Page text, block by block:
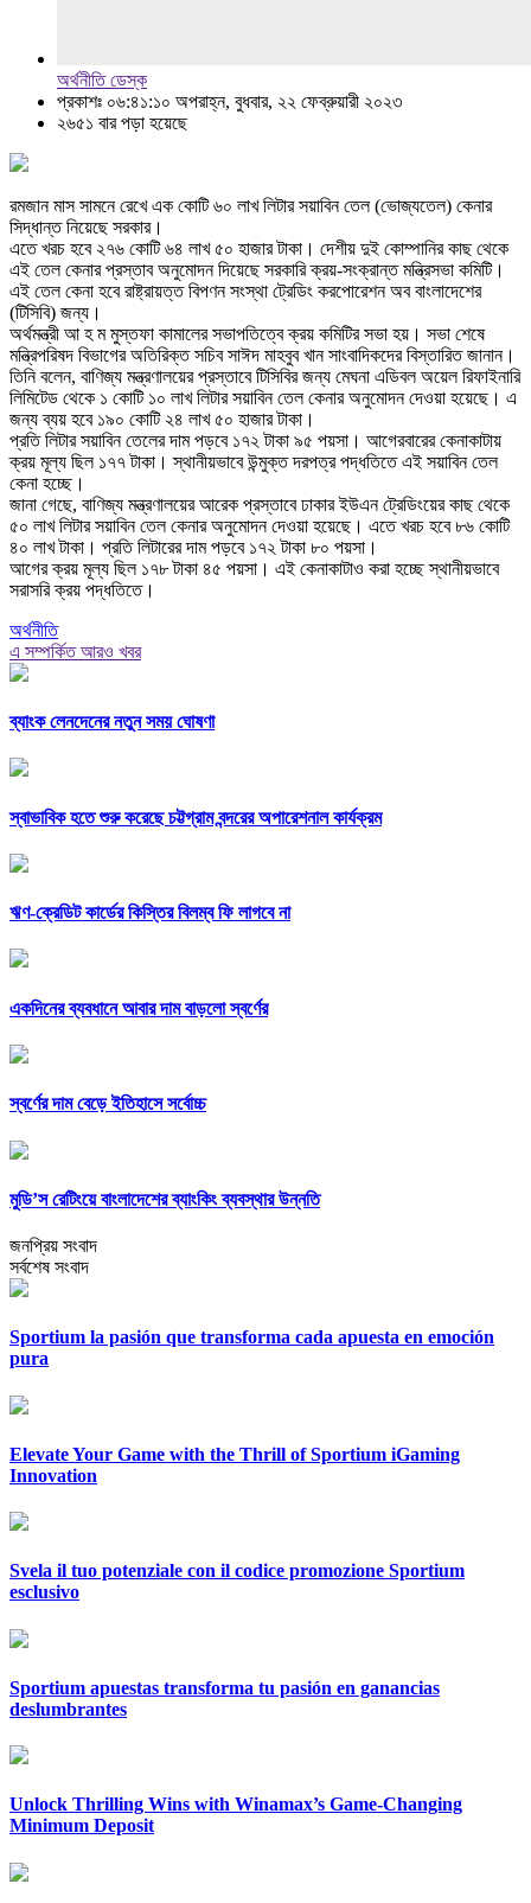
অর্থনীতি ডেস্ক
প্রকাশঃ ০৬:৪১:১০ অপরাহ্ন, বুধবার, ২২ ফেব্রুয়ারী ২০২৩
২৬৫১ বার পড়া হয়েছে
রমজান মাস সামনে রেখে এক কোটি ৬০ লাখ লিটার সয়াবিন তেল (ভোজ্যতেল) কেনার
সিদ্ধান্ত নিয়েছে সরকার।
এতে খরচ হবে ২৭৬ কোটি ৬৪ লাখ ৫০ হাজার টাকা। দেশীয় দুই কোম্পানির কাছ থেকে
এই তেল কেনার প্রস্তাব অনুমোদন দিয়েছে সরকারি ক্রয়-সংক্রান্ত মন্ত্রিসভা কমিটি।
এই তেল কেনা হবে রাষ্ট্রায়ত্ত বিপণন সংস্থা ট্রেডিং করপোরেশন অব বাংলাদেশের
(টিসিবি) জন্য।
অর্থমন্ত্রী আ হ ম মুস্তফা কামালের সভাপতিত্বে ক্রয় কমিটির সভা হয়। সভা শেষে
মন্ত্রিপরিষদ বিভাগের অতিরিক্ত সচিব সাঈদ মাহবুব খান সাংবাদিকদের বিস্তারিত জানান।
তিনি বলেন, বাণিজ্য মন্ত্রণালয়ের প্রস্তাবে টিসিবির জন্য মেঘনা এডিবল অয়েল রিফাইনারি
লিমিটেড থেকে ১ কোটি ১০ লাখ লিটার সয়াবিন তেল কেনার অনুমোদন দেওয়া হয়েছে। এ
জন্য ব্যয় হবে ১৯০ কোটি ২৪ লাখ ৫০ হাজার টাকা।
প্রতি লিটার সয়াবিন তেলের দাম পড়বে ১৭২ টাকা ৯৫ পয়সা। আগেরবারের কেনাকাটায়
ক্রয় মূল্য ছিল ১৭৭ টাকা। স্থানীয়ভাবে উন্মুক্ত দরপত্র পদ্ধতিতে এই সয়াবিন তেল
কেনা হচ্ছে।
জানা গেছে, বাণিজ্য মন্ত্রণালয়ের আরেক প্রস্তাবে ঢাকার ইউএন ট্রেডিংয়ের কাছ থেকে
৫০ লাখ লিটার সয়াবিন তেল কেনার অনুমোদন দেওয়া হয়েছে। এতে খরচ হবে ৮৬ কোটি
৪০ লাখ টাকা। প্রতি লিটারের দাম পড়বে ১৭২ টাকা ৮০ পয়সা।
আগের ক্রয় মূল্য ছিল ১৭৮ টাকা ৪৫ পয়সা। এই কেনাকাটাও করা হচ্ছে স্থানীয়ভাবে
সরাসরি ক্রয় পদ্ধতিতে।
অর্থনীতি
এ সম্পর্কিত আরও খবর
ব্যাংক লেনদেনের নতুন সময় ঘোষণা
স্বাভাবিক হতে শুরু করেছে চট্টগ্রাম বন্দরের অপারেশনাল কার্যক্রম
ঋণ-ক্রেডিট কার্ডের কিস্তির বিলম্ব ফি লাগবে না
একদিনের ব্যবধানে আবার দাম বাড়লো স্বর্ণের
স্বর্ণের দাম বেড়ে ইতিহাসে সর্বোচ্চ
মুডি’স রেটিংয়ে বাংলাদেশের ব্যাংকিং ব্যবস্থার উন্নতি
জনপ্রিয় সংবাদ
সর্বশেষ সংবাদ
Sportium la pasión que transforma cada apuesta en emoción
pura
Elevate Your Game with the Thrill of Sportium iGaming
Innovation
Svela il tuo potenziale con il codice promozione Sportium
esclusivo
Sportium apuestas transforma tu pasión en ganancias
deslumbrantes
Unlock Thrilling Wins with Winamax’s Game-Changing
Minimum Deposit